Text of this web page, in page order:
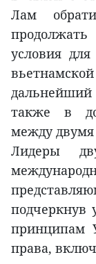
Лам
условия
также в
между
Лидеры
подчеркнув
принципам
права,